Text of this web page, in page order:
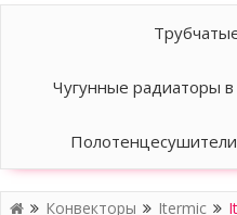
Чугунные радиаторы
Полотенцесушители
Конвекторы Itermic